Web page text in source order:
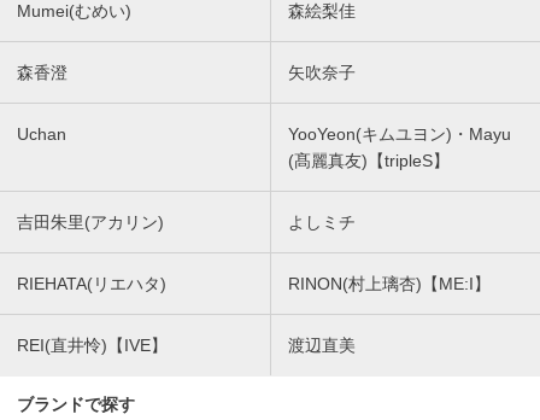
Mumei(むめい) 森絵梨佳
森香澄 矢吹奈子
Uchan
YooYeon(キムユヨン)・Mayu
(髙麗真友)【tripleS】
吉田朱里(アカリン) よしミチ
RIEHATA(リエハタ) RINON(村上璃杏)【ME:I】
REI(直井怜)【IVE】 渡辺直美
ブランドで探す